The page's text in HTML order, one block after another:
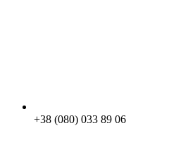
+38 (080) 033 89 06